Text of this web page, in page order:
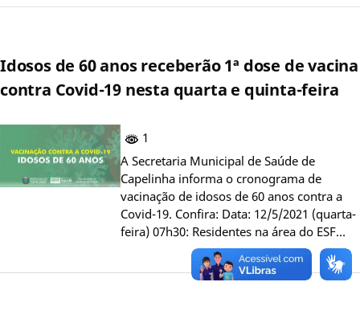
Idosos de 60 anos receberão 1ª dose de vacina
contra Covid-19 nesta quarta e quinta-feira
1
A Secretaria Municipal de Saúde de
Capelinha informa o cronograma de
vacinação de idosos de 60 anos contra a
Covid-19. Confira: Data: 12/5/2021 (quarta-
feira) 07h30: Residentes na área do ESF…